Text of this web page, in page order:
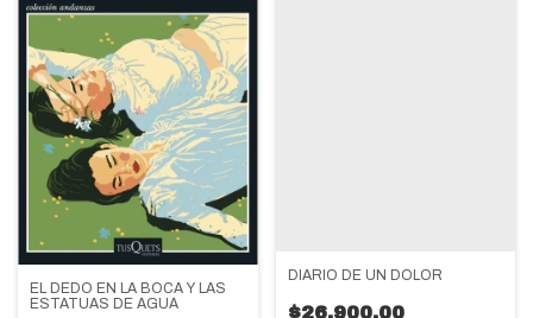
EL DEDO EN LA BOCA Y LAS
ESTATUAS DE AGUA
DIARIO DE UN DOLOR
$26.900,00